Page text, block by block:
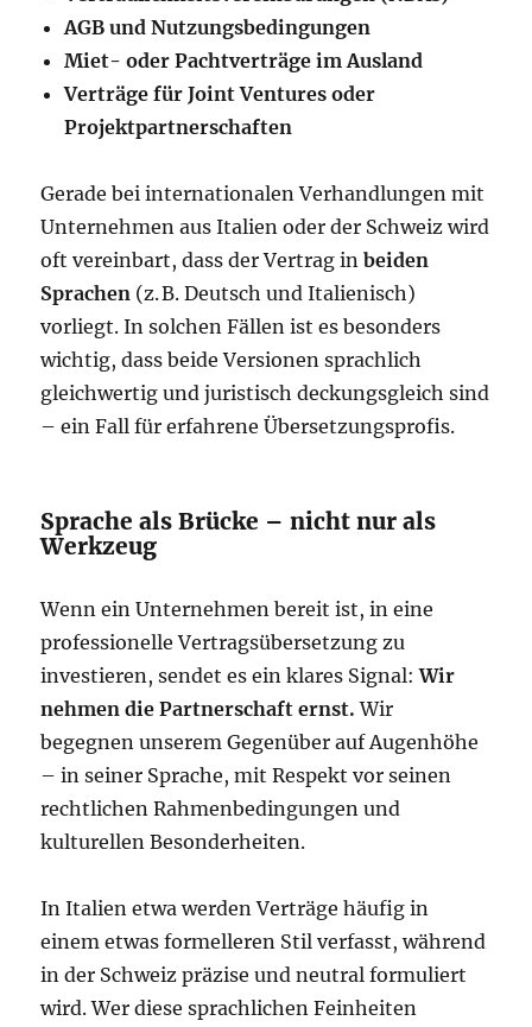
AGB und Nutzungsbedingungen
Miet- oder Pachtverträge im Ausland
Verträge für Joint Ventures oder
Projektpartnerschaften
Gerade bei internationalen Verhandlungen mit
Unternehmen aus Italien oder der Schweiz wird
oft vereinbart, dass der Vertrag inbeiden
Sprachen (z. B. Deutsch und Italienisch)
vorliegt. In solchen Fällen ist es besonders
wichtig, dass beide Versionen sprachlich
gleichwertig und juristisch deckungsgleich sind
– ein Fall für erfahrene Übersetzungsprofis.
Sprache als Brücke – nicht nur als
Werkzeug
Wenn ein Unternehmen bereit ist, in eine
professionelle Vertragsübersetzung zu
investieren, sendet es ein klares Signal:Wir
nehmen die Partnerschaft ernst. Wir
begegnen unserem Gegenüber auf Augenhöhe
– in seiner Sprache, mit Respekt vor seinen
rechtlichen Rahmenbedingungen und
kulturellen Besonderheiten.
In Italien etwa werden Verträge häufig in
einem etwas formelleren Stil verfasst, während
in der Schweiz präzise und neutral formuliert
wird. Wer diese sprachlichen Feinheiten